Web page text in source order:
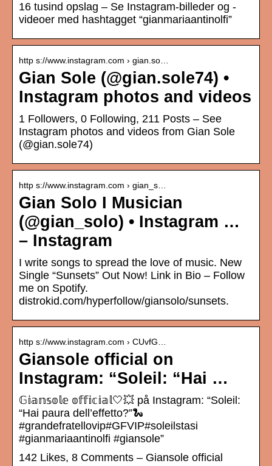
16 tusind opslag – Se Instagram-billeder og -
videoer med hashtagget “gianmariaantinolfi”
http s://www.instagram.com › gian.so…
Gian Sole (@gian.sole74) •
Instagram photos and videos
1 Followers, 0 Following, 211 Posts – See
Instagram photos and videos from Gian Sole
(@gian.sole74)
http s://www.instagram.com › gian_s…
Gian Solo I Musician
(@gian_solo) • Instagram …
– Instagram
I write songs to spread the love of music. New
Single “Sunsets” Out Now! Link in Bio – Follow
me on Spotify.
distrokid.com/hyperfollow/giansolo/sunsets.
http s://www.instagram.com › CUvfG…
Giansole official on
Instagram: “Soleil: “Hai …
𝔾𝕚𝕒𝕟𝕤𝕠𝕝𝕖 𝕠𝕗𝕗𝕚𝕔𝕚𝕒𝕝🤍💥 på Instagram: “Soleil:
“Hai paura dell’effetto?”🐍
#grandefratellovip#GFVIP#soleilstasi
#gianmariaantinolfi #giansole”
142 Likes, 8 Comments – Giansole official